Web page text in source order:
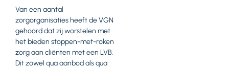
Van een aantal
zorgorganisaties heeft de VGN
gehoord dat zij worstelen met
het bieden stoppen-met-roken
zorg aan cliënten met een LVB.
Dit zowel qua aanbod als qua